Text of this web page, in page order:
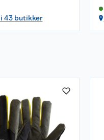
i 43 butikker